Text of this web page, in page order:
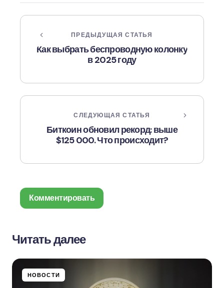
ПРЕДЫДУЩАЯ СТАТЬЯ
Как выбрать беспроводную колонку
в 2025 году
СЛЕДУЮЩАЯ СТАТЬЯ
Биткоин обновил рекорд: выше
$125 000. Что происходит?
Комментировать
Обязательные поля помечены*
Name *
Читать далее
НОВОСТИ